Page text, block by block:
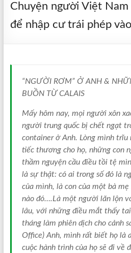
Chuyện người Việt Nam
để nhập cư trái phép
“NGƯỜI RƠM” Ở ANH &
BUỒN TỪ CALAIS
Mấy hôm nay, mọi người xôn
người trung quốc bị chết ngạt
container ở Anh. Lòng mình trĩu
tiếc thương cho họ, những con
thầm nguyện cầu điều tồi tệ
là sự thật: có ai trong số đó là
của mình, là con của một bà
nào đó….Là một người lăn lộn
lâu, với những điều mắt thấy
tháng làm phiên dịch cho cảnh
Office) Anh, mình rất biết họ là
cuộc hành trình của họ sẽ đi về